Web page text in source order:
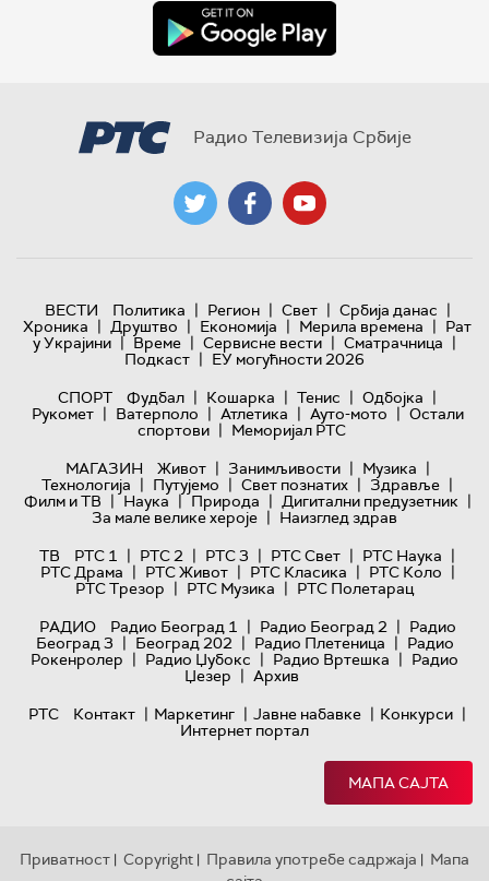
Радио Телевизија Србије
ВЕСТИ Политика | Регион | Свет | Србија данас |
Хроника | Друштво | Економија | Мерила времена | Рат
у Украјини | Време | Сервисне вести | Сматрачница |
Подкаст | ЕУ могућности 2026
СПОРТ
Фудбал | Кошарка | Тенис | Одбојка |
Рукомет | Ватерполо | Атлетика | Ауто-мото | Остали
спортови | Меморијал РТС
МАГАЗИН
Живот | Занимљивости | Музика |
Технологијa | Путујемо | Свет познатих | Здравље |
Филм и ТВ | Наука | Природа | Дигитални предузетник |
За мале велике хероје | Наизглед здрав
ТВ
РТС 1 | РТС 2 | РТС 3 | РТС Свет | РТС Наука |
РТС Драма | РТС Живот | РТС Класика | РТС Коло |
РТС Трезор | РТС Музика | РТС Полетарац
РАДИО
Радио Београд 1 | Радио Београд 2 | Радио
Београд 3 | Београд 202 | Радио Плетеница | Радио
Рокенролер | Радио Џубокс | Радио Вртешка | Радио
Џезер | Архив
РТС
Контакт | Маркетинг | Јавне набавке | Конкурси |
Интернет портал
МАПА САЈТА
Приватност | Copyright | Правила употребе садржаја | Мапа